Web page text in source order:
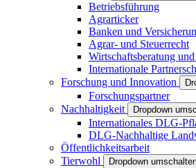
Betriebsführung
Agrarticker
Banken und
Agrar- und Steuerrecht
Wirtschaftsberatung
Internationale
Forschung und Innovation
Forschungspartner
Nachhaltigkeit
Dropdown
Internationales DLG-
DLG-Nachhaltige
Öffentlichkeitsarbeit
Tierwohl
Dropdown